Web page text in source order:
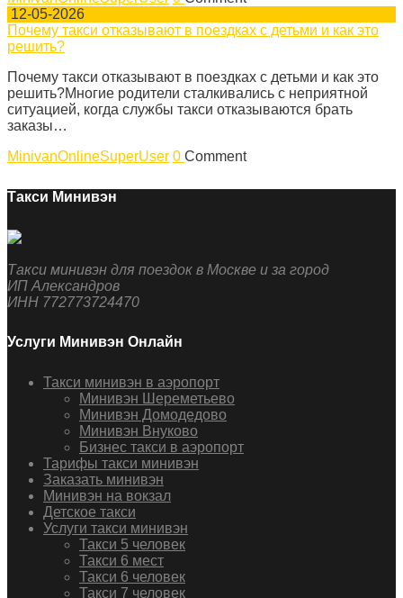
12-05-2026
Почему такси отказывают в поездках с детьми и как это
решить?
Почему такси отказывают в поездках с детьми и как это
решить?Многие родители сталкивались с неприятной
ситуацией, когда службы такси отказываются брать
заказы…
MinivanOnlineSuperUser 0 Comment
Такси Минивэн
Такси минивэн для поездок в Москве и за город
ИП Александров
ИНН 772773724470
Услуги Минивэн Онлайн
Такси минивэн в аэропорт
Минивэн Шереметьево
Минивэн Домодедово
Минивэн Внуково
Бизнес такси в аэропорт
Тарифы такси минивэн
Заказать минивэн
Минивэн на вокзал
Детское такси
Услуги такси минивэн
Такси 5 человек
Такси 6 мест
Такси 6 человек
Такси 7 человек